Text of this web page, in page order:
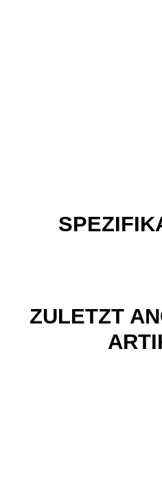
ZULETZT